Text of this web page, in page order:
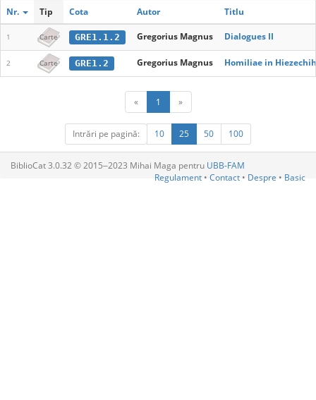
Nr. Tip Cota Autor Titlu
1 Carte GRE1.1.2 Gregorius Magnus Dialogues II
2 Carte GRE1.2 Gregorius Magnus Homiliae in
« 1 »
Intrări pe pagină: 10 25 50 100
BiblioCat 3.0.32 © 2015‒2023 Mihai Maga pentru UBB-FAM
Regulament • Contact • Despre • Basic